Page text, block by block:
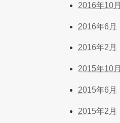
2016年10月
2016年6月
2016年2月
2015年10月
2015年6月
2015年2月